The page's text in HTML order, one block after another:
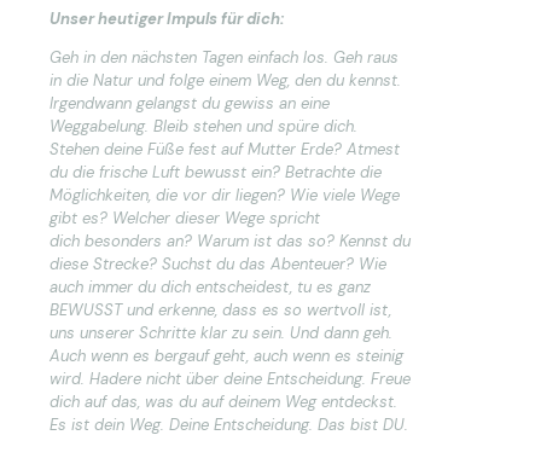
Unser heutiger Impuls für dich:
Geh in den nächsten Tagen einfach los. Geh raus
in die Natur und folge einem Weg, den du kennst.
Irgendwann gelangst du gewiss an eine
Weggabelung. Bleib stehen und spüre dich.
Stehen deine Füße fest auf Mutter Erde? Atmest
du die frische Luft bewusst ein? Betrachte die
Möglichkeiten, die vor dir liegen? Wie viele Wege
gibt es? Welcher dieser Wege spricht
dich besonders an? Warum ist das so? Kennst du
diese Strecke? Suchst du das Abenteuer? Wie
auch immer du dich entscheidest, tu es ganz
BEWUSST und erkenne, dass es so wertvoll ist,
uns unserer Schritte klar zu sein. Und dann geh.
Auch wenn es bergauf geht, auch wenn es steinig
wird. Hadere nicht über deine Entscheidung. Freue
dich auf das, was du auf deinem Weg entdeckst.
Es ist dein Weg. Deine Entscheidung. Das bist DU.